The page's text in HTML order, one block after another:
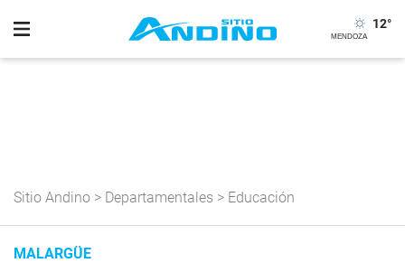
12°
Sitio Andino > Departamentales > Educación
MALARGÜE